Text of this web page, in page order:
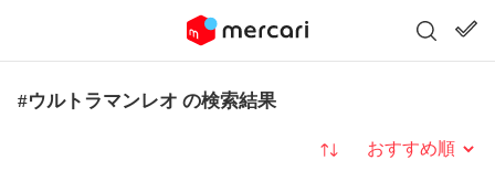
#ウルトラマンレオ の検索結果
並び替え